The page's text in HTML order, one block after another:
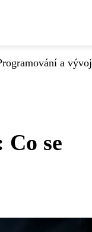
a vývoj
se